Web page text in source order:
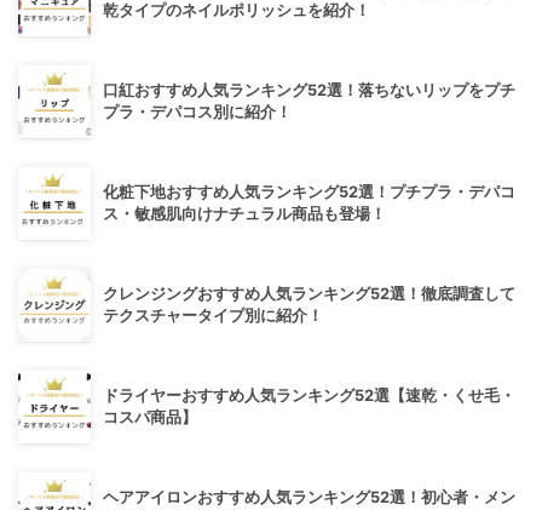
乾タイプのネイルポリッシュを紹介！
口紅おすすめ人気ランキング52選！落ちないリップをプチ
プラ・デパコス別に紹介！
化粧下地おすすめ人気ランキング52選！プチプラ・デパコ
ス・敏感肌向けナチュラル商品も登場！
クレンジングおすすめ人気ランキング52選！徹底調査して
テクスチャータイプ別に紹介！
ドライヤーおすすめ人気ランキング52選【速乾・くせ毛・
コスパ商品】
ヘアアイロンおすすめ人気ランキング52選！初心者・メン